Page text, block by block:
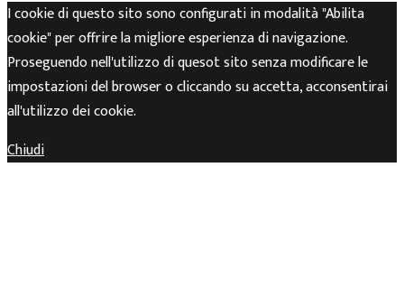
I cookie di questo sito sono configurati in modalità "Abilita
cookie" per offrire la migliore esperienza di navigazione.
Proseguendo nell'utilizzo di quesot sito senza modificare le
impostazioni del browser o cliccando su accetta, acconsentirai
all'utilizzo dei cookie.
Chiudi